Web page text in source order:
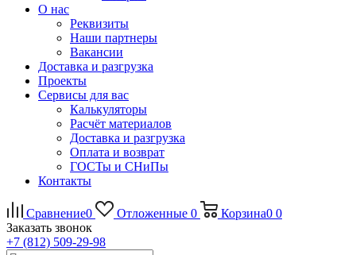
О нас
Реквизиты
Наши партнеры
Вакансии
Доставка и разгрузка
Проекты
Сервисы для вас
Калькуляторы
Расчёт материалов
Доставка и разгрузка
Оплата и возврат
ГОСТы и СНиПы
Контакты
Сравнение0 Отложенные 0 Корзина0 0
Заказать звонок
+7 (812) 509-29-98